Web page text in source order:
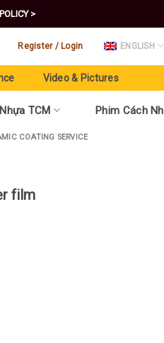
>
Register / Login ENGLISH
Video & Pictures
TCM Phim Cách
COATING SERVICE
film